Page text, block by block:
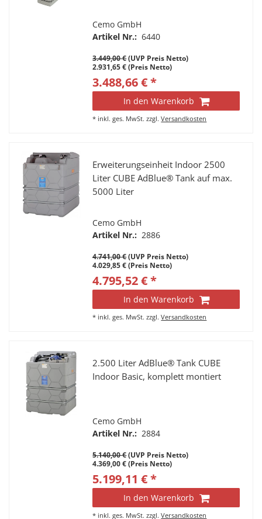
Cemo GmbH
Artikel Nr.: 6440
3.449,00 €(UVP Preis Netto)
2.931,65 € (Preis Netto)
3.488,66 € *
In den Warenkorb
* inkl. ges. MwSt. zzgl.Versandkosten
Erweiterungseinheit Indoor 2500
Liter CUBE AdBlue® Tank auf max.
5000 Liter
Cemo GmbH
Artikel Nr.: 2886
4.741,00 €(UVP Preis Netto)
4.029,85 € (Preis Netto)
4.795,52 € *
In den Warenkorb
* inkl. ges. MwSt. zzgl.Versandkosten
2.500 Liter AdBlue® Tank CUBE
Indoor Basic, komplett montiert
Cemo GmbH
Artikel Nr.: 2884
5.140,00 €(UVP Preis Netto)
4.369,00 € (Preis Netto)
5.199,11 € *
In den Warenkorb
* inkl. ges. MwSt. zzgl.Versandkosten